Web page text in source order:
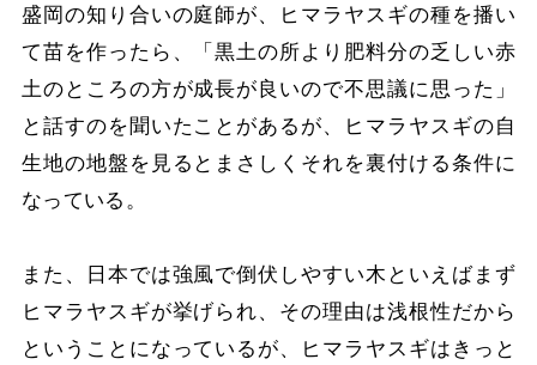
盛岡の知り合いの庭師が、ヒマラヤスギの種を播い
て苗を作ったら、「黒土の所より肥料分の乏しい赤
土のところの方が成長が良いので不思議に思った」
と話すのを聞いたことがあるが、ヒマラヤスギの自
生地の地盤を見るとまさしくそれを裏付ける条件に
なっている。
また、日本では強風で倒伏しやすい木といえばまず
ヒマラヤスギが挙げられ、その理由は浅根性だから
ということになっているが、ヒマラヤスギはきっと